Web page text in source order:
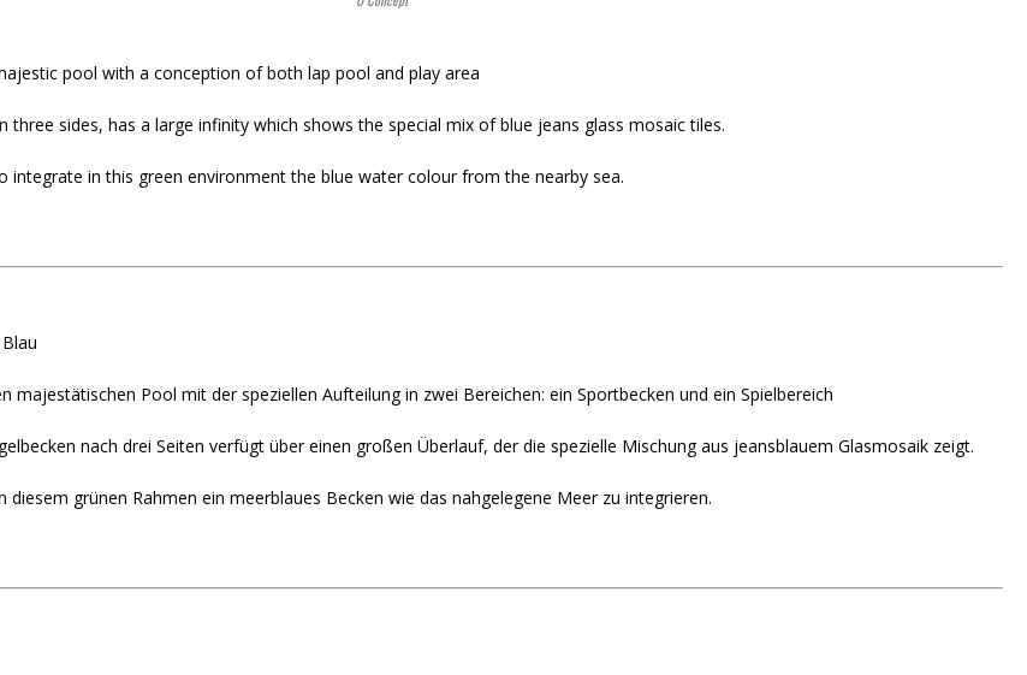
pool with a conception of both lap pool and play area
three sides, has a large infinity which shows the special mix of blue jeans glass mosaic tiles.
integrate in this green environment the blue water colour from the nearby sea.
majestätischen Pool mit der speziellen Aufteilung in zwei Bereichen: ein Sportbecken und ein Spielbereich
nach drei Seiten verfügt über einen großen Überlauf, der die spezielle Mischung aus jeansblauem Glasmosaik zeigt.
diesem grünen Rahmen ein meerblaues Becken wie das nahgelegene Meer zu integrieren.